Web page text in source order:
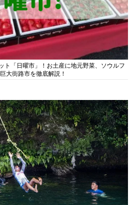
ト「日曜市」！お土産に地元野菜、ソウルフ
大街路市を徹底解説！